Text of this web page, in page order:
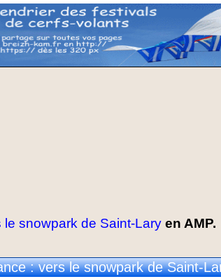
snowpark de Saint-Lary en AMP.
: vers le snowpark de Saint-